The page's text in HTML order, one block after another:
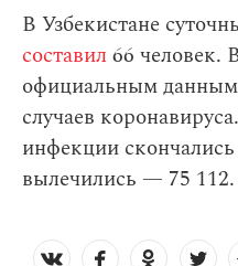
В Узбекистане
составил66 человек.
официальным
случаев
инфекции
вылечились — 75 112.